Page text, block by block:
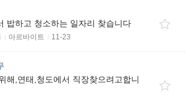
밥하고 청소하는 일자리 찾습니다
아르바이트 11-23
해,연태,청도에서 직장찾으려고합니